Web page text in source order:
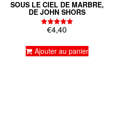
SOUS LE CIEL DE MARBRE,
DE JOHN SHORS
Note
€4,40
Ajouter au panier